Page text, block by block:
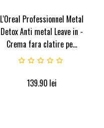
L'Oreal Professionnel Metal
Detox Anti metal Leave in -
Crema fara clatire pe...
139.90 lei